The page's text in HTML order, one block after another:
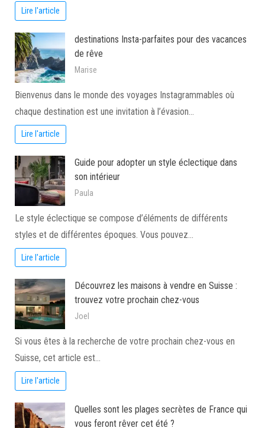
Lire l'article
destinations Insta-parfaites pour des vacances
de rêve
Marise
Bienvenus dans le monde des voyages Instagrammables où
chaque destination est une invitation à l’évasion…
Lire l'article
Guide pour adopter un style éclectique dans
son intérieur
Paula
Le style éclectique se compose d’éléments de différents
styles et de différentes époques. Vous pouvez…
Lire l'article
Découvrez les maisons à vendre en Suisse :
trouvez votre prochain chez-vous
Joel
Si vous êtes à la recherche de votre prochain chez-vous en
Suisse, cet article est…
Lire l'article
Quelles sont les plages secrètes de France qui
vous feront rêver cet été ?